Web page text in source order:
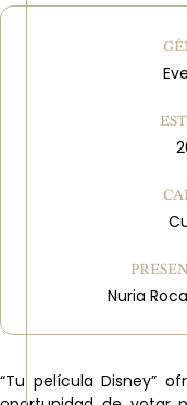
Nuria
“Tu película Disney”